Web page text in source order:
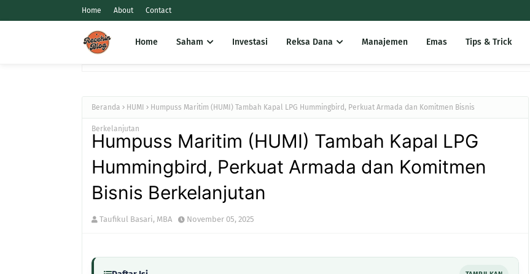
Home About Contact
Home Saham Investasi Reksa Dana Manajemen Emas Tips & Trick
Beranda HUMI Humpuss Maritim (HUMI) Tambah Kapal LPG Hummingbird, Perkuat Armada dan Komitmen Bisnis
Berkelanjutan
Humpuss Maritim (HUMI) Tambah Kapal LPG
Hummingbird, Perkuat Armada dan Komitmen
Bisnis Berkelanjutan
Taufikul Basari, MBA November 05, 2025